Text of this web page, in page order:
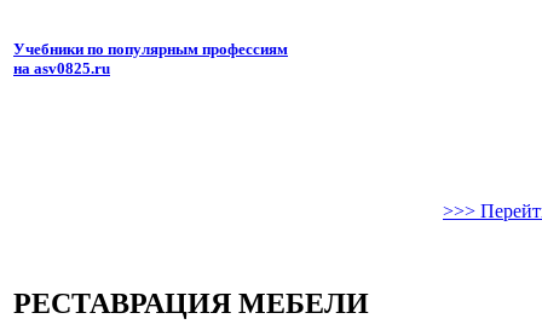
Учебники по популярным профессиям
на asv0825.ru
>>>
РЕСТАВРАЦИЯ МЕБЕЛИ